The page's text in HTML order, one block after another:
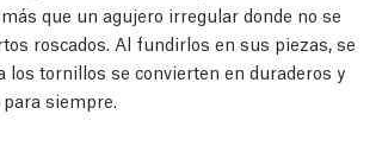
que un agujero irregular donde no se
roscados. Al fundirlos en sus piezas, se
los tornillos se convierten en duraderos y
siempre.